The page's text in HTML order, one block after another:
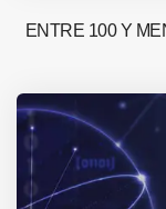
ENTRE 100 Y